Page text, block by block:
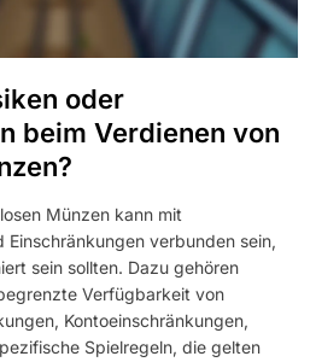
oder
beim Verdienen von
Münzen kann mit
Einschränkungen verbunden sein,
sein sollten. Dazu gehören
Verfügbarkeit von
Kontoeinschränkungen,
Spielregeln, die gelten